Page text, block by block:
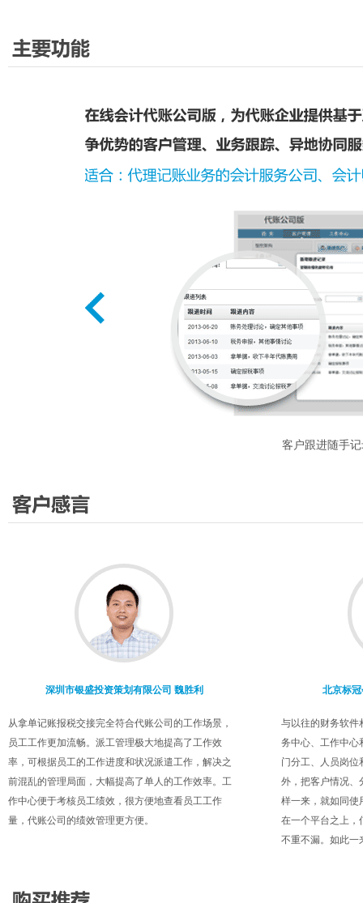
客户跟进随手
收费进度一目
深圳市银盛投资策划有限公司 魏胜利
从拿单记账报税交接完全符合代账公司的工作场景，
员工工作更加流畅。派工管理极大地提高了工作效
率，可根据员工的工作进度和状况派遣工作，解决之
前混乱的管理局面，大幅提高了单人的工作效率。工
作中心便于考核员工绩效，很方便地查看员工工作
量，代账公司的绩效管理更方便。
北京标
与以往的财务软件
务中心、工作中心
门分工、人员岗位
外，把客户情况、
样一来，就如同使
在一个平台之上，
不重不漏。如此一